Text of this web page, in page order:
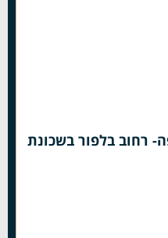
רחוב בלפור בשכונת